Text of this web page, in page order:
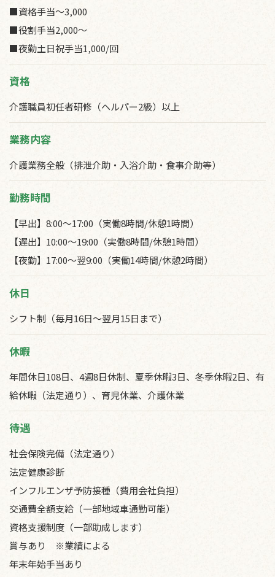
■資格手当～3,000
■役割手当2,000～
■夜勤土日祝手当1,000/回
資格
介護職員初任者研修（ヘルパー2級）以上
業務内容
介護業務全般（排泄介助・入浴介助・食事介助等）
勤務時間
【早出】8:00～17:00（実働8時間/休憩1時間）
【遅出】10:00～19:00（実働8時間/休憩1時間）
【夜勤】17:00～翌9:00（実働14時間/休憩2時間）
休日
シフト制（毎月16日～翌月15日まで）
休暇
年間休日108日、4週8日休制、夏季休暇3日、冬季休暇2日、有
給休暇（法定通り）、育児休業、介護休業
待遇
社会保険完備（法定通り）
法定健康診断
インフルエンザ予防接種（費用会社負担）
交通費全額支給（一部地域車通勤可能）
資格支援制度（一部助成します）
賞与あり ※業績による
年末年始手当あり